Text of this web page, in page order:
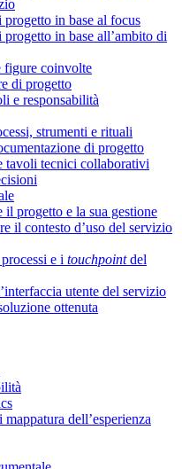
in base al focus
in base all’ambito di
figure coinvolte
di progetto
e responsabilità
strumenti e rituali
di progetto
tavoli tecnici collaborativi
il progetto e la sua gestione
il contesto d’uso del servizio
e i touchpointdel
utente del servizio
ottenuta
dell’esperienza